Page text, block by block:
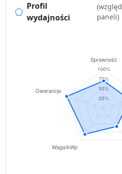
Profil
wydajności
paneli)